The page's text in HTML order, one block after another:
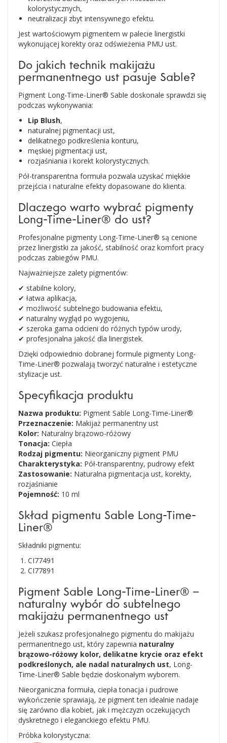
kolorystycznych,
neutralizacji zbyt intensywnego efektu.
Jest wartościowym pigmentem w palecie linergistki
wykonującej korekty oraz odświeżenia PMU ust.
Do jakich technik makijażu
permanentnego ust pasuje Sable?
Pigment Long-Time-Liner® Sable doskonale sprawdzi się
podczas wykonywania:
Lip Blush,
naturalnej pigmentacji ust,
delikatnego podkreślenia konturu,
męskiej pigmentacji ust,
rozjaśniania i korekt kolorystycznych.
Pół-transparentna formuła pozwala uzyskać miękkie
przejścia i naturalne efekty dopasowane do klienta.
Dlaczego warto wybrać pigmenty
Long-Time-Liner® do ust?
Profesjonalne pigmenty Long-Time-Liner® są cenione
przez linergistki za jakość, stabilność oraz komfort pracy
podczas zabiegów PMU.
Najważniejsze zalety pigmentów:
✔ stabilne kolory,
✔ łatwa aplikacja,
✔ możliwość subtelnego budowania efektu,
✔ naturalny wygląd po wygojeniu,
✔ szeroka gama odcieni do różnych typów urody,
✔ profesjonalna jakość dla linergistek.
Dzięki odpowiednio dobranej formule pigmenty Long-
Time-Liner® pozwalają tworzyć naturalne i estetyczne
stylizacje ust.
Specyfikacja produktu
Nazwa produktu: Pigment Sable Long-Time-Liner®
Przeznaczenie: Makijaż permanentny ust
Kolor: Naturalny brązowo-różowy
Tonacja: Ciepła
Rodzaj pigmentu: Nieorganiczny pigment PMU
Charakterystyka: Pół-transparentny, pudrowy efekt
Zastosowanie: Naturalna pigmentacja ust, korekty,
rozjaśnianie
Pojemność: 10 ml
Skład pigmentu Sable Long-Time-
Liner®
Składniki pigmentu:
CI77491
CI77891
Pigment Sable Long-Time-Liner® –
naturalny wybór do subtelnego
makijażu permanentnego ust
Jeżeli szukasz profesjonalnego pigmentu do makijażu
permanentnego ust, który zapewnia naturalny
brązowo-różowy kolor, delikatne krycie oraz efekt
podkreślonych, ale nadal naturalnych ust, Long-
Time-Liner® Sable będzie doskonałym wyborem.
Nieorganiczna formuła, ciepła tonacja i pudrowe
wykończenie sprawiają, że pigment ten idealnie nadaje
się zarówno dla kobiet, jak i mężczyzn oczekujących
dyskretnego i eleganckiego efektu PMU.
Próbka kolorystyczna: